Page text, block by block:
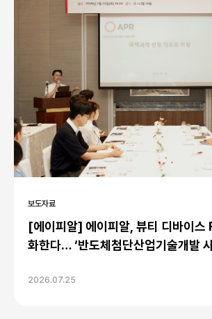
보도자료
[에이피알] 에이피알, 뷰티 디바이스
화한다… ‘반도체첨단산업기술개발
2026.07.25